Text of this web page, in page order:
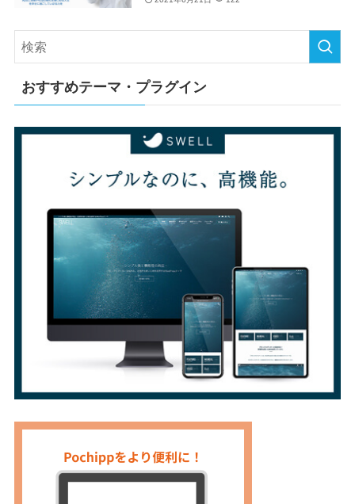
おすすめテーマ・プラグイン